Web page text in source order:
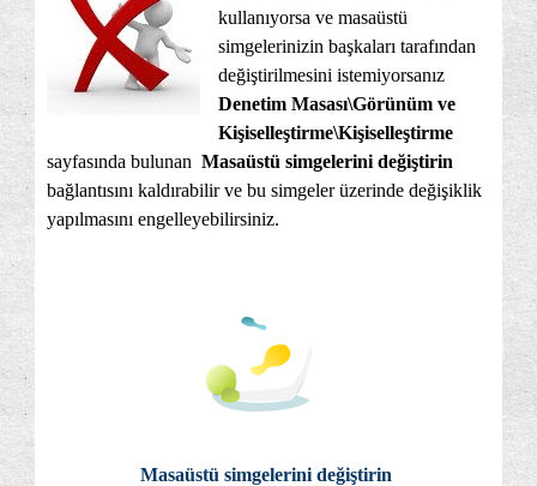
kullanıyorsa ve masaüstü
simgelerinizin başkaları tarafından
değiştirilmesini istemiyorsanız
Denetim Masası\Görünüm ve
Kişiselleştirme\Kişiselleştirme
sayfasında bulunan Masaüstü simgelerini değiştirin
bağlantısını kaldırabilir ve bu simgeler üzerinde değişiklik
yapılmasını engelleyebilirsiniz.
Masaüstü simgelerini değiştirin